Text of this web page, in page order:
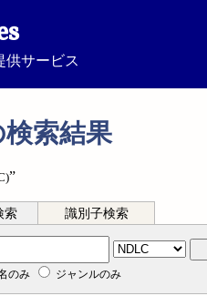
供サービス
索結果
”
索 識別子検索
のみ ジャンルのみ